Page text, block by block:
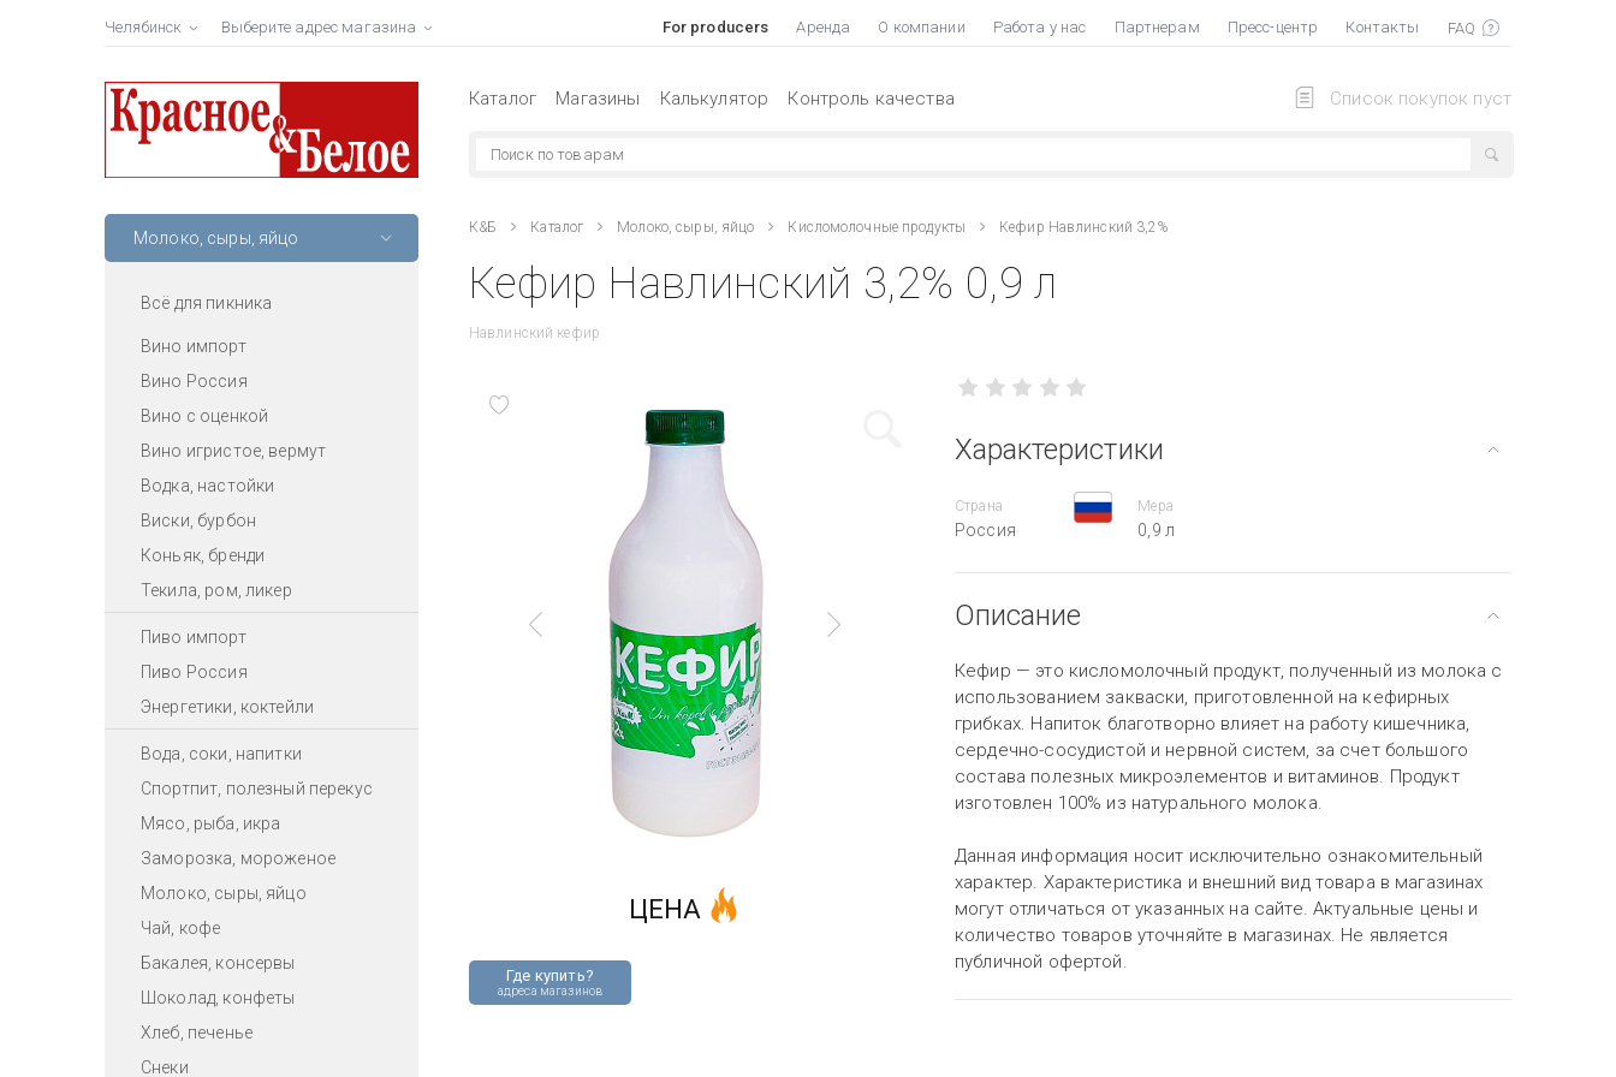
Челябинск Выберите адрес магазина For producers Аренда О компании Работа у нас Партнерам Пресс-центр Контакты
Список покупок пуст
Каталог Магазины Калькулятор Контроль качества
Молоко, сыры, яйцо
Всё для пикника
Вино импорт
Вино Россия
Вино с оценкой
Вино игристое, вермут
Водка, настойки
Виски, бурбон
Коньяк, бренди
Текила, ром, ликер
Пиво импорт
Пиво Россия
Энергетики, коктейли
Вода, соки, напитки
Спортпит, полезный перекус
Мясо, рыба, икра
Заморозка, мороженое
Молоко, сыры, яйцо
Чай, кофе
Бакалея, консервы
Шоколад, конфеты
Хлеб, печенье
Снеки
К&Б Каталог Молоко, сыры, яйцо Кисломолочные продукты Кефир Навлинский 3,2%
Кефир Навлинский 3,2% 0,9 л
Навлинский кефир
Где купить?
адреса магазинов
ЦЕНА
Характеристики
Страна
Россия
Мера
0,9 л
Описание
Кефир — это кисломолочный продукт, полученный из молока с
использованием закваски, приготовленной на кефирных
грибках. Напиток благотворно влияет на работу кишечника,
сердечно-сосудистой и нервной систем, за счет большого
состава полезных микроэлементов и витаминов. Продукт
изготовлен 100% из натурального молока.
Данная информация носит исключительно ознакомительный
характер. Характеристика и внешний вид товара в магазинах
могут отличаться от указанных на сайте. Актуальные цены и
количество товаров уточняйте в магазинах. Не является
публичной офертой.